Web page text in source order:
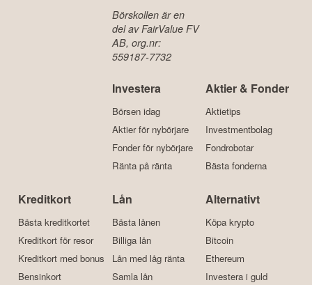
Börskollen är en
del av FairValue FV
AB, org.nr:
559187-7732
Investera
Börsen idag
Aktier för nybörjare
Fonder för nybörjare
Ränta på ränta
Aktier & Fonder
Aktietips
Investmentbolag
Fondrobotar
Bästa fonderna
Kreditkort
Bästa kreditkortet
Kreditkort för resor
Kreditkort med bonus
Bensinkort
Lån
Bästa lånen
Billiga lån
Lån med låg ränta
Samla lån
Alternativt
Köpa krypto
Bitcoin
Ethereum
Investera i guld